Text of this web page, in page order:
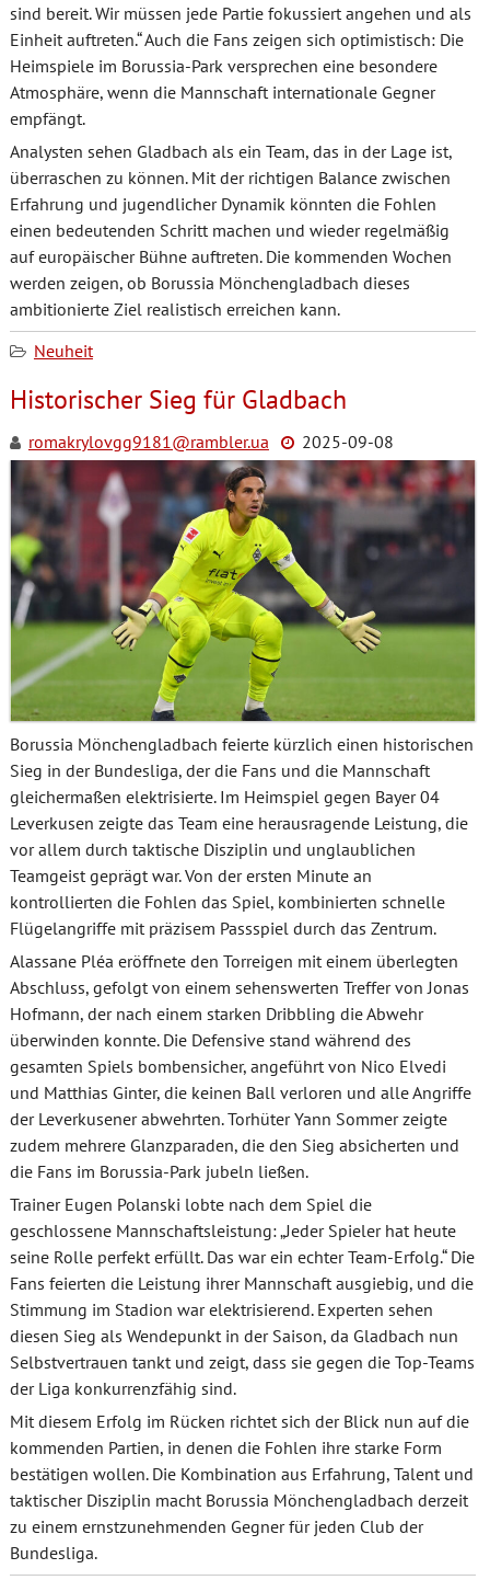
sind bereit. Wir müssen jede Partie fokussiert angehen und als
Einheit auftreten.“ Auch die Fans zeigen sich optimistisch: Die
Heimspiele im Borussia-Park versprechen eine besondere
Atmosphäre, wenn die Mannschaft internationale Gegner
empfängt.
Analysten sehen Gladbach als ein Team, das in der Lage ist,
überraschen zu können. Mit der richtigen Balance zwischen
Erfahrung und jugendlicher Dynamik könnten die Fohlen
einen bedeutenden Schritt machen und wieder regelmäßig
auf europäischer Bühne auftreten. Die kommenden Wochen
werden zeigen, ob Borussia Mönchengladbach dieses
ambitionierte Ziel realistisch erreichen kann.
Neuheit
Historischer Sieg für Gladbach
romakrylovgg9181@rambler.ua 2025-09-08
Borussia Mönchengladbach feierte kürzlich einen historischen
Sieg in der Bundesliga, der die Fans und die Mannschaft
gleichermaßen elektrisierte. Im Heimspiel gegen Bayer 04
Leverkusen zeigte das Team eine herausragende Leistung, die
vor allem durch taktische Disziplin und unglaublichen
Teamgeist geprägt war. Von der ersten Minute an
kontrollierten die Fohlen das Spiel, kombinierten schnelle
Flügelangriffe mit präzisem Passspiel durch das Zentrum.
Alassane Pléa eröffnete den Torreigen mit einem überlegten
Abschluss, gefolgt von einem sehenswerten Treffer von Jonas
Hofmann, der nach einem starken Dribbling die Abwehr
überwinden konnte. Die Defensive stand während des
gesamten Spiels bombensicher, angeführt von Nico Elvedi
und Matthias Ginter, die keinen Ball verloren und alle Angriffe
der Leverkusener abwehrten. Torhüter Yann Sommer zeigte
zudem mehrere Glanzparaden, die den Sieg absicherten und
die Fans im Borussia-Park jubeln ließen.
Trainer Eugen Polanski lobte nach dem Spiel die
geschlossene Mannschaftsleistung: „Jeder Spieler hat heute
seine Rolle perfekt erfüllt. Das war ein echter Team-Erfolg.“ Die
Fans feierten die Leistung ihrer Mannschaft ausgiebig, und die
Stimmung im Stadion war elektrisierend. Experten sehen
diesen Sieg als Wendepunkt in der Saison, da Gladbach nun
Selbstvertrauen tankt und zeigt, dass sie gegen die Top-Teams
der Liga konkurrenzfähig sind.
Mit diesem Erfolg im Rücken richtet sich der Blick nun auf die
kommenden Partien, in denen die Fohlen ihre starke Form
bestätigen wollen. Die Kombination aus Erfahrung, Talent und
taktischer Disziplin macht Borussia Mönchengladbach derzeit
zu einem ernstzunehmenden Gegner für jeden Club der
Bundesliga.